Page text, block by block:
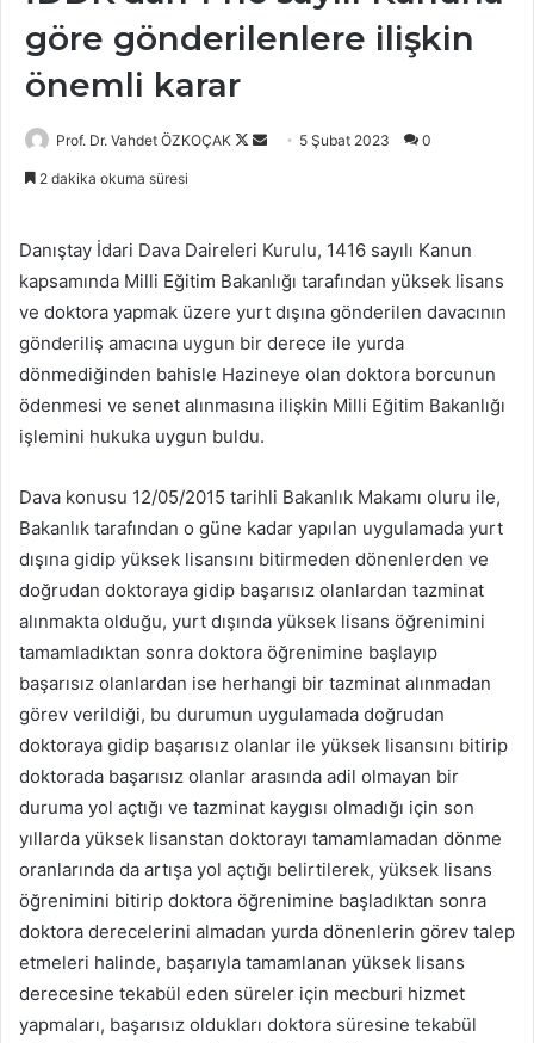
göre gönderilenlere ilişkin
önemli karar
Prof. Dr. Vahdet ÖZKOÇAK
Follow
Bir
5 Şubat 2023 0
2 dakika okuma süresi
Danıştay İdari Dava Daireleri Kurulu, 1416 sayılı Kanun
kapsamında Milli Eğitim Bakanlığı tarafından yüksek lisans
ve doktora yapmak üzere yurt dışına gönderilen davacının
gönderiliş amacına uygun bir derece ile yurda
dönmediğinden bahisle Hazineye olan doktora borcunun
ödenmesi ve senet alınmasına ilişkin Milli Eğitim Bakanlığı
işlemini hukuka uygun buldu.
Dava konusu 12/05/2015 tarihli Bakanlık Makamı oluru ile,
Bakanlık tarafından o güne kadar yapılan uygulamada yurt
dışına gidip yüksek lisansını bitirmeden dönenlerden ve
doğrudan doktoraya gidip başarısız olanlardan tazminat
alınmakta olduğu, yurt dışında yüksek lisans öğrenimini
tamamladıktan sonra doktora öğrenimine başlayıp
başarısız olanlardan ise herhangi bir tazminat alınmadan
görev verildiği, bu durumun uygulamada doğrudan
doktoraya gidip başarısız olanlar ile yüksek lisansını bitirip
doktorada başarısız olanlar arasında adil olmayan bir
duruma yol açtığı ve tazminat kaygısı olmadığı için son
yıllarda yüksek lisanstan doktorayı tamamlamadan dönme
oranlarında da artışa yol açtığı belirtilerek, yüksek lisans
öğrenimini bitirip doktora öğrenimine başladıktan sonra
doktora derecelerini almadan yurda dönenlerin görev talep
etmeleri halinde, başarıyla tamamlanan yüksek lisans
derecesine tekabül eden süreler için mecburi hizmet
yapmaları, başarısız oldukları doktora süresine tekabül